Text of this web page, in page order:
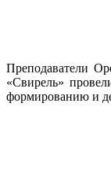
Преподаватели
«Свирель»
формированию и